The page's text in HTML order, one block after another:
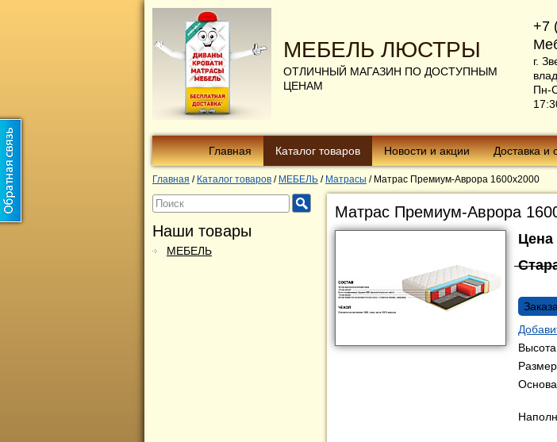
МЕБЕЛЬ ЛЮСТРЫ
ОТЛИЧНЫЙ МАГАЗИН ПО ДОСТУПНЫМ
ЦЕНАМ
+7
г.
Пн-
Главная Каталог товаров Новости и акции Доставка и
Главная / Каталог товаров / МЕБЕЛЬ / Матрасы / Матрас Премиум-Аврора 1600х2000
Наши товары
МЕБЕЛЬ
Матрас Премиум-Аврора
Цена